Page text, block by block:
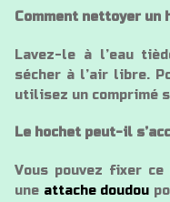
Comment nettoyer un
Lavez-le à l’eau
sécher à l’air libre.
utilisez un comprimé
Le hochet peut-il
Vous pouvez fixer ce
une attache doudou